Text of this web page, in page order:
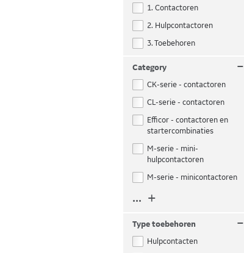
1. Contactoren
2. Hulpcontactoren
3. Toebehoren
Category –
CK-serie - contactoren
CL-serie - contactoren
Efficor - contactoren en
startercombinaties
M-serie - mini-
hulpcontactoren
M-serie - minicontactoren
... +
Type toebehoren –
Hulpcontacten